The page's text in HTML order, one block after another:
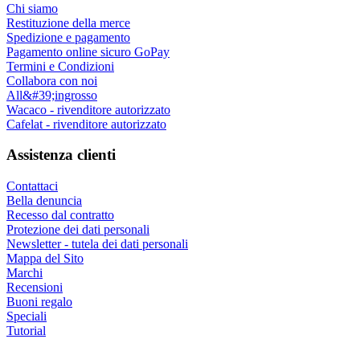
Chi siamo
Restituzione della merce
Spedizione e pagamento
Pagamento online sicuro GoPay
Termini e Condizioni
Collabora con noi
All&#39;ingrosso
Wacaco - rivenditore autorizzato
Cafelat - rivenditore autorizzato
Assistenza clienti
Contattaci
Bella denuncia
Recesso dal contratto
Protezione dei dati personali
Newsletter - tutela dei dati personali
Mappa del Sito
Marchi
Recensioni
Buoni regalo
Speciali
Tutorial